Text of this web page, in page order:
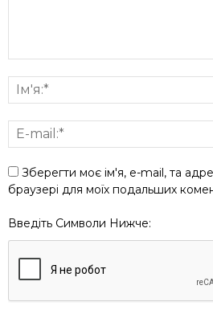
Зберегти моє ім'я, e-mail, та
браузері для моїх подальших
Введіть Символи Нижче: